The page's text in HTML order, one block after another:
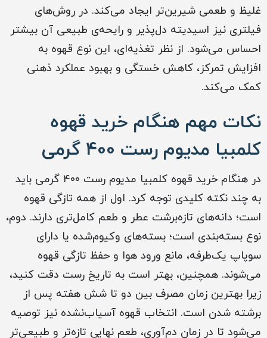
غلیظ و طعمی شیرین‌تر ایجاد می‌کند. در روش‌های
فیلتری نیز اسیدیته دل‌پذیر و رایحه‌ی طبیعی آن بیشتر
احساس می‌شود. از نظر تغذیه‌ای، این نوع قهوه به
افزایش تمرکز، کاهش خستگی و بهبود عملکرد ذهنی
کمک می‌کند.
نکات مهم هنگام خرید قهوه
کلمبیا مدیوم رست 400 گرمی
در هنگام خرید قهوه کلمبیا مدیوم رست ۴۰۰ گرمی باید
به چند نکته کلیدی توجه کرد. اول از همه تازگی قهوه
است؛ دانه‌های تازه‌برشت عطر و طعم کامل‌تری دارند. دوم،
نوع بسته‌بندی است؛ بسته‌های وکیوم‌شده یا دارای
سوپاپ یک‌طرفه، مانع ورود هوا و حفظ تازگی قهوه
می‌شوند. همچنین، بهتر است به تاریخ رست دقت کنید،
زیرا بهترین زمان مصرف بین دو تا شش هفته پس از
برشته شدن است. انتخاب قهوه آسیاب‌نشده نیز توصیه
می‌شود تا در زمان دم‌آوری، طعم نهایی تازه‌تر و طبیعی‌تر